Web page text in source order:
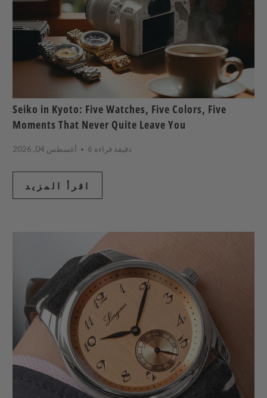
Seiko in Kyoto: Five Watches, Five Colors, Five
Moments That Never Quite Leave You
أغسطس 04, 2026 6 دقيقة قراءة
اقرأ المزيد